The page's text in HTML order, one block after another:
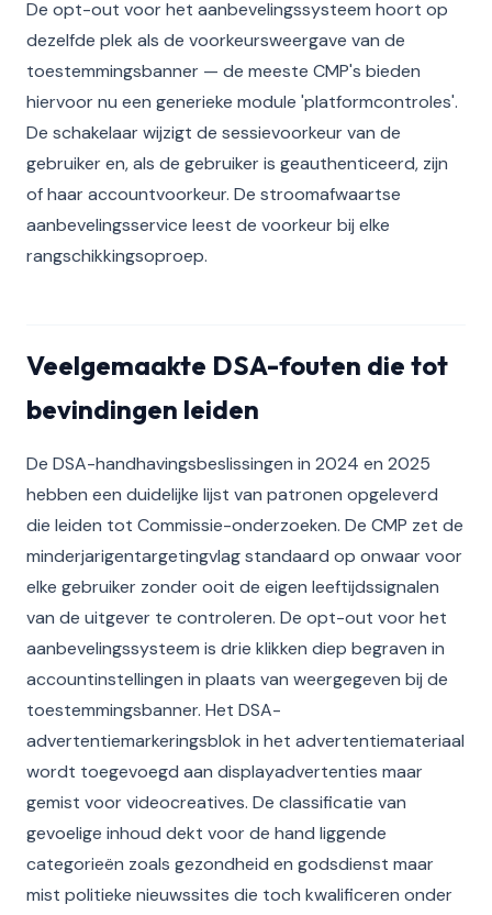
De opt-out voor het aanbevelingssysteem hoort op
dezelfde plek als de voorkeursweergave van de
toestemmingsbanner — de meeste CMP's bieden
hiervoor nu een generieke module 'platformcontroles'.
De schakelaar wijzigt de sessievoorkeur van de
gebruiker en, als de gebruiker is geauthenticeerd, zijn
of haar accountvoorkeur. De stroomafwaartse
aanbevelingsservice leest de voorkeur bij elke
rangschikkingsoproep.
Veelgemaakte DSA-fouten die tot
bevindingen leiden
De DSA-handhavingsbeslissingen in 2024 en 2025
hebben een duidelijke lijst van patronen opgeleverd
die leiden tot Commissie-onderzoeken. De CMP zet de
minderjarigentargetingvlag standaard op onwaar voor
elke gebruiker zonder ooit de eigen leeftijdssignalen
van de uitgever te controleren. De opt-out voor het
aanbevelingssysteem is drie klikken diep begraven in
accountinstellingen in plaats van weergegeven bij de
toestemmingsbanner. Het DSA-
advertentiemarkeringsblok in het advertentiemateriaal
wordt toegevoegd aan displayadvertenties maar
gemist voor videocreatives. De classificatie van
gevoelige inhoud dekt voor de hand liggende
categorieën zoals gezondheid en godsdienst maar
mist politieke nieuwssites die toch kwalificeren onder